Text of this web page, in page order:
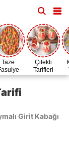
Taze
Çilekli
Tarifleri
Girit Kabağı